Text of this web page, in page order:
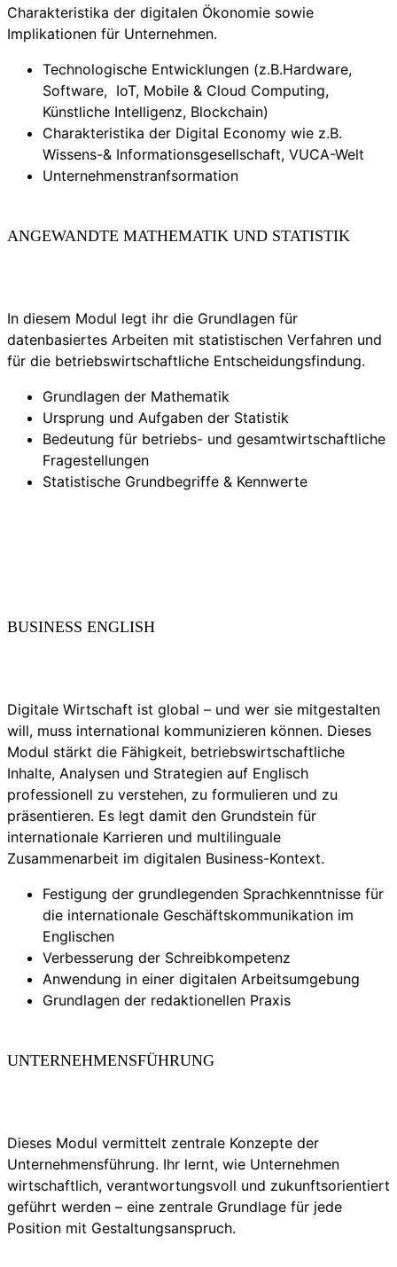
Charakteristika der digitalen Ökonomie sowie
Implikationen für Unternehmen.
Technologische Entwicklungen (z.B.Hardware,
Software, IoT, Mobile & Cloud Computing,
Künstliche Intelligenz, Blockchain)
Charakteristika der Digital Economy wie z.B.
Wissens-& Informationsgesellschaft, VUCA-Welt
Unternehmenstranfsormation
ANGEWANDTE MATHEMATIK UND STATISTIK
In diesem Modul legt ihr die Grundlagen für
datenbasiertes Arbeiten mit statistischen Verfahren und
für die betriebswirtschaftliche Entscheidungsfindung.
Grundlagen der Mathematik
Ursprung und Aufgaben der Statistik
Bedeutung für betriebs- und gesamtwirtschaftliche
Fragestellungen
Statistische Grundbegriffe & Kennwerte
BUSINESS ENGLISH
Digitale Wirtschaft ist global – und wer sie mitgestalten
will, muss international kommunizieren können. Dieses
Modul stärkt die Fähigkeit, betriebswirtschaftliche
Inhalte, Analysen und Strategien auf Englisch
professionell zu verstehen, zu formulieren und zu
präsentieren. Es legt damit den Grundstein für
internationale Karrieren und multilinguale
Zusammenarbeit im digitalen Business-Kontext.
Festigung der grundlegenden Sprachkenntnisse für
die internationale Geschäftskommunikation im
Englischen
Verbesserung der Schreibkompetenz
Anwendung in einer digitalen Arbeitsumgebung
Grundlagen der redaktionellen Praxis
UNTERNEHMENSFÜHRUNG
Dieses Modul vermittelt zentrale Konzepte der
Unternehmensführung. Ihr lernt, wie Unternehmen
wirtschaftlich, verantwortungsvoll und zukunftsorientiert
geführt werden – eine zentrale Grundlage für jede
Position mit Gestaltungsanspruch.